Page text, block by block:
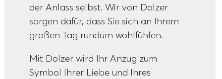
der Anlass selbst. Wir von Dolzer
sorgen dafür, dass Sie sich an Ihrem
großen Tag rundum wohlfühlen.
Mit Dolzer wird Ihr Anzug zum
Symbol Ihrer Liebe und Ihres